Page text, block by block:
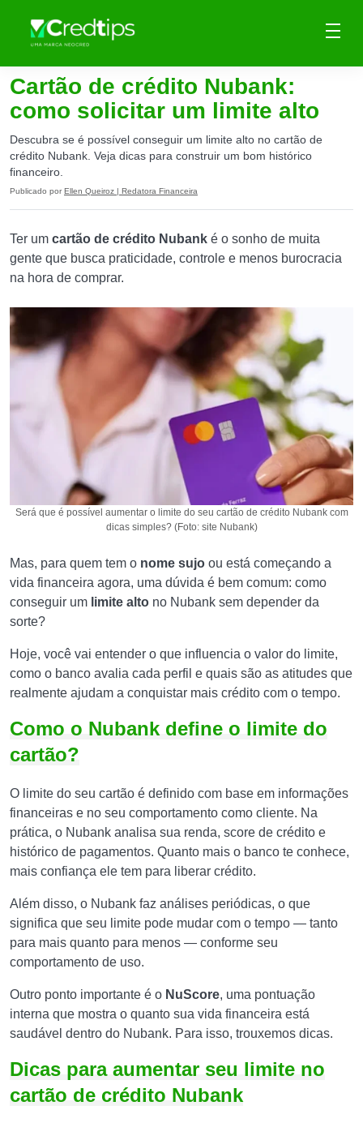
Cartão de crédito Nubank:
como solicitar um limite alto
Descubra se é possível conseguir um limite alto no cartão de
crédito Nubank. Veja dicas para construir um bom histórico
financeiro.
Publicado por Ellen Queiroz | Redatora Financeira
Ter um cartão de crédito Nubank é o sonho de muita
gente que busca praticidade, controle e menos burocracia
na hora de comprar.
Será que é possível aumentar o limite do seu cartão de crédito Nubank com
dicas simples? (Foto: site Nubank)
Mas, para quem tem o nome sujo ou está começando a
vida financeira agora, uma dúvida é bem comum: como
conseguir um limite alto no Nubank sem depender da
sorte?
Hoje, você vai entender o que influencia o valor do limite,
como o banco avalia cada perfil e quais são as atitudes que
realmente ajudam a conquistar mais crédito com o tempo.
Como o Nubank define o limite do
cartão?
O limite do seu cartão é definido com base em informações
financeiras e no seu comportamento como cliente. Na
prática, o Nubank analisa sua renda, score de crédito e
histórico de pagamentos. Quanto mais o banco te conhece,
mais confiança ele tem para liberar crédito.
Além disso, o Nubank faz análises periódicas, o que
significa que seu limite pode mudar com o tempo — tanto
para mais quanto para menos — conforme seu
comportamento de uso.
Outro ponto importante é o NuScore, uma pontuação
interna que mostra o quanto sua vida financeira está
saudável dentro do Nubank. Para isso, trouxemos dicas.
Dicas para aumentar seu limite no
cartão de crédito Nubank